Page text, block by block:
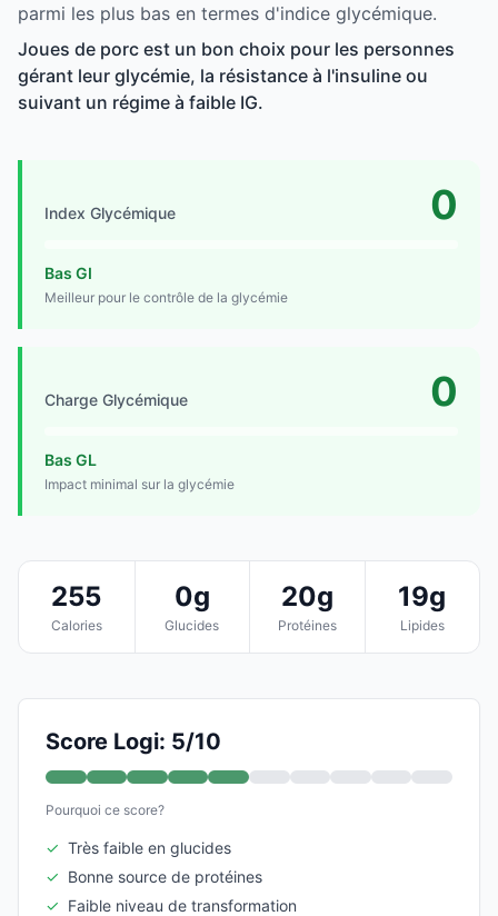
parmi les plus bas en termes d'indice glycémique.
Joues de porc est un bon choix pour les personnes
gérant leur glycémie, la résistance à l'insuline ou
suivant un régime à faible IG.
Index Glycémique 0
Bas GI
Meilleur pour le contrôle de la glycémie
Charge Glycémique 0
Bas GL
Impact minimal sur la glycémie
255
Calories
0g
Glucides
20g
Protéines
19g
Lipides
Score Logi: 5/10
Pourquoi ce score?
✓ Très faible en glucides
✓ Bonne source de protéines
✓ Faible niveau de transformation